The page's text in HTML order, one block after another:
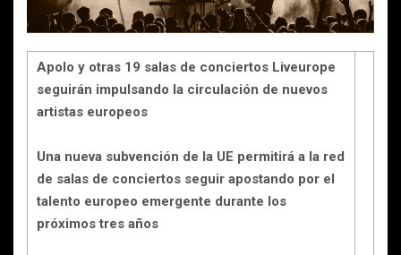
Apolo y otras 19 salas de conciertos Liveurope
seguirán impulsando la circulación de nuevos
artistas europeos
Una nueva subvención de la UE permitirá a la red
de salas de conciertos seguir apostando por el
talento europeo emergente durante los
próximos tres años